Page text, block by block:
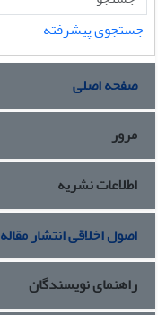
جستجوی پیشرفته
صفحه اصلی
مرور
اطلاعات نشریه
اصول اخلاقی انتشار مقاله
راهنمای نویسندگان